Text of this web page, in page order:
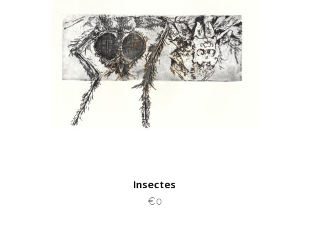
Insectes
€0